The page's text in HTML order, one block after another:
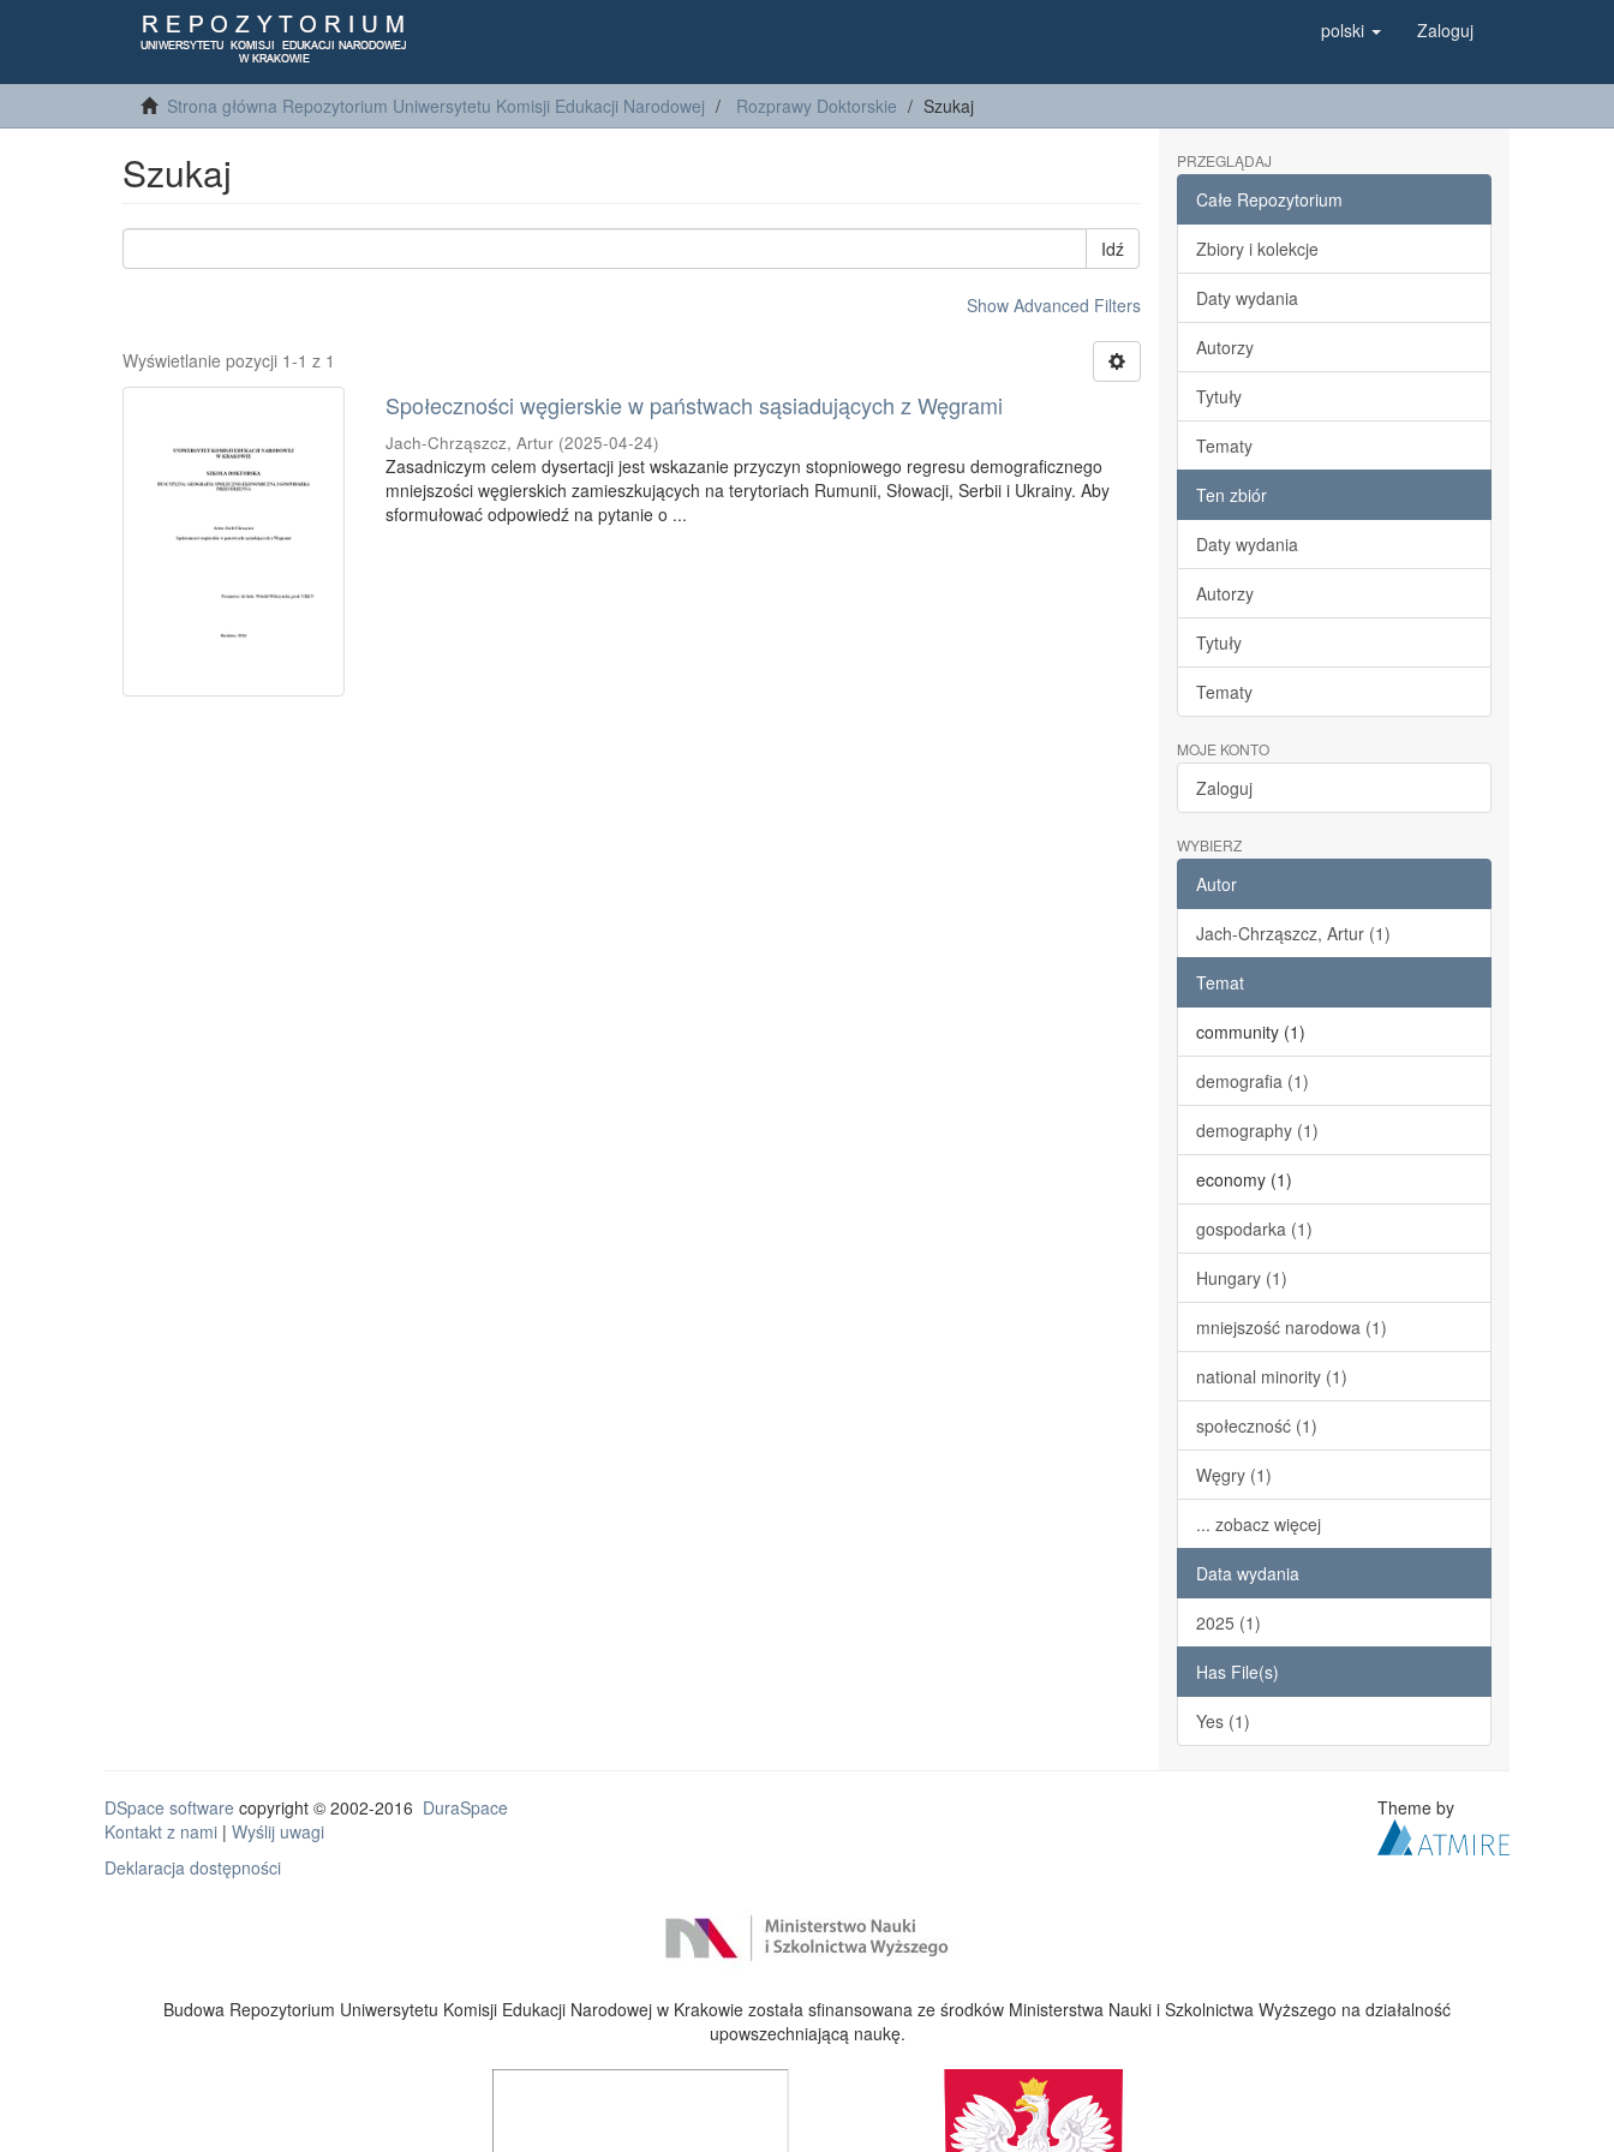
polski Zaloguj
Strona główna Repozytorium Uniwersytetu Komisji Edukacji Narodowej Rozprawy Doktorskie Szukaj
Szukaj
Idź
Show Advanced Filters
Wyświetlanie pozycji 1-1 z 1
Społeczności węgierskie w państwach sąsiadujących z Węgrami
Jach-Chrząszcz, Artur (2025-04-24)
Zasadniczym celem dysertacji jest wskazanie przyczyn stopniowego regresu demograficznego
mniejszości węgierskich zamieszkujących na terytoriach Rumunii, Słowacji, Serbii i Ukrainy. Aby
sformułować odpowiedź na pytanie o ...
PRZEGLĄDAJ
Całe Repozytorium
Zbiory i kolekcje
Daty wydania
Autorzy
Tytuły
Tematy
Ten zbiór
Daty wydania
Autorzy
Tytuły
Tematy
MOJE KONTO
Zaloguj
WYBIERZ
Autor
Jach-Chrząszcz, Artur (1)
Temat
community (1)
demografia (1)
demography (1)
economy (1)
gospodarka (1)
Hungary (1)
mniejszość narodowa (1)
national minority (1)
społeczność (1)
Węgry (1)
... zobacz więcej
Data wydania
2025 (1)
Has File(s)
Yes (1)
DSpace software copyright © 2002-2016 DuraSpace
Kontakt z nami | Wyślij uwagi
Deklaracja dostępności
Theme by
Budowa Repozytorium Uniwersytetu Komisji Edukacji Narodowej w Krakowie została sfinansowana ze środków Ministerstwa Nauki i Szkolnictwa Wyższego na działalność
upowszechniającą naukę.